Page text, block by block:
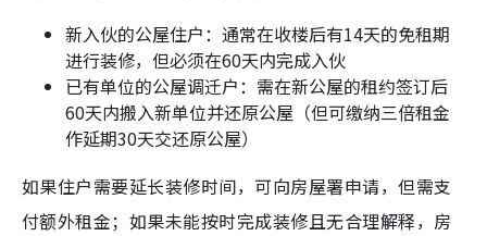
新入伙的公屋住户：通常在收楼后有14天的免租期
进行装修，但必须在60天内完成入伙
已有单位的公屋调迁户：需在新公屋的租约签订后
60天内搬入新单位并还原公屋（但可缴纳三倍租金
作延期30天交还原公屋）
如果住户需要延长装修时间，可向房屋署申请，但需支
付额外租金；如果未能按时完成装修且无合理解释，房